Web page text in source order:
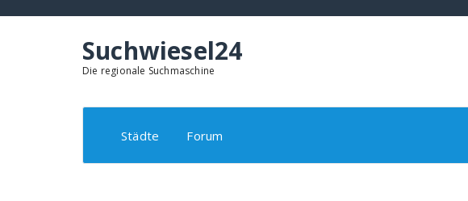
Suchwiesel24
Die regionale Suchmaschine
Städte Forum